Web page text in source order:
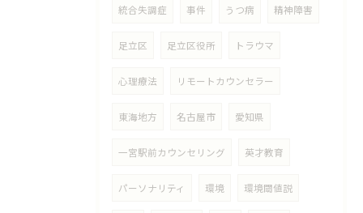
統合失調症 事件 うつ病 精神障害
足立区 足立区役所 トラウマ
心理療法 リモートカウンセラー
東海地方 名古屋市 愛知県
一宮駅前カウンセリング 英才教育
パーソナリティ 環境 環境閾値説